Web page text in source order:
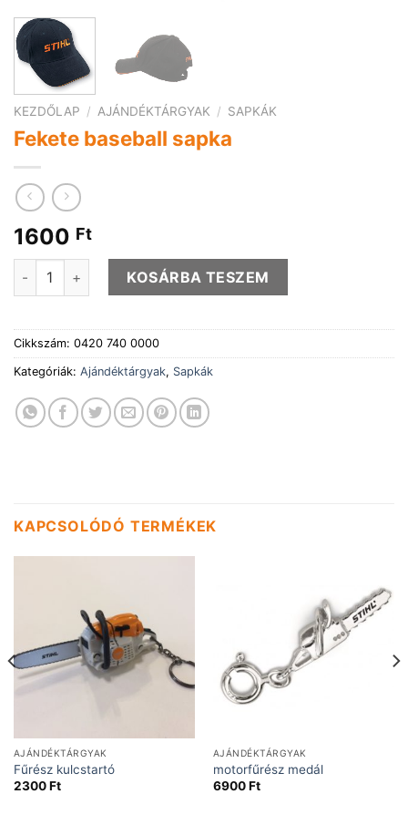
KEZDŐLAP / AJÁNDÉKTÁRGYAK / SAPKÁK
Fekete baseball sapka
1600 Ft
Fekete baseball sapka mennyiség
KOSÁRBA TESZEM
Cikkszám: 0420 740 0000
Kategóriák: Ajándéktárgyak, Sapkák
KAPCSOLÓDÓ TERMÉKEK
AJÁNDÉKTÁRGYAK
Fűrész kulcstartó
2300Ft
AJÁNDÉKTÁRGYAK
motorfűrész medál
6900Ft